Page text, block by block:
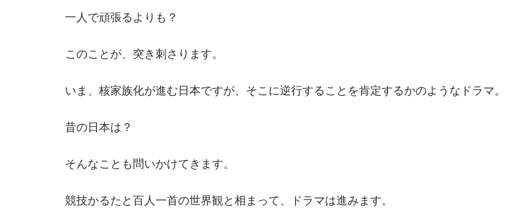
一人で頑張るよりも？
このことが、突き刺さります。
いま、核家族化が進む日本ですが、そこに逆行することを肯定するかのようなドラマ。
昔の日本は？
そんなことも問いかけてきます。
競技かるたと百人一首の世界観と相まって、ドラマは進みます。